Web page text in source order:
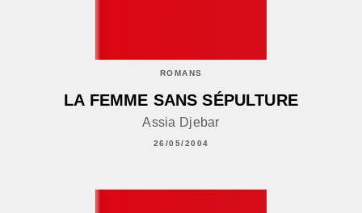
ROMANS
LA FEMME SANS SÉPULTURE
Assia Djebar
26/05/2004